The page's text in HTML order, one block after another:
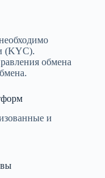
(KYC).
обмена
и